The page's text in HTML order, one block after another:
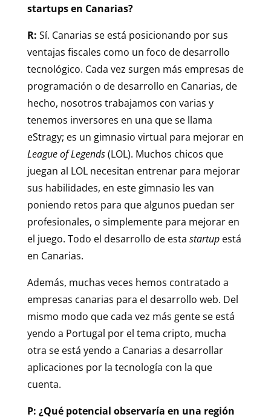
startups en Canarias?
R: Sí. Canarias se está posicionando por sus
ventajas fiscales como un foco de desarrollo
tecnológico. Cada vez surgen más empresas de
programación o de desarrollo en Canarias, de
hecho, nosotros trabajamos con varias y
tenemos inversores en una que se llama
eStragy; es un gimnasio virtual para mejorar en
League of Legends(LOL). Muchos chicos que
juegan al LOL necesitan entrenar para mejorar
sus habilidades, en este gimnasio les van
poniendo retos para que algunos puedan ser
profesionales, o simplemente para mejorar en
el juego. Todo el desarrollo de esta startupestá
en Canarias.
Además, muchas veces hemos contratado a
empresas canarias para el desarrollo web. Del
mismo modo que cada vez más gente se está
yendo a Portugal por el tema cripto, mucha
otra se está yendo a Canarias a desarrollar
aplicaciones por la tecnología con la que
cuenta.
P: ¿Qué potencial observaría en una región